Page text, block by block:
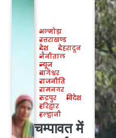
अल्मोड़ा
उत्तराखण्ड
देश
देहरादून
नैनीताल
न्यूज
बागेश्वर
राजनीति
रामनगर
रुद्रपुर
विदेश
हरिद्वार
हल्द्वानी
चम्पावत में